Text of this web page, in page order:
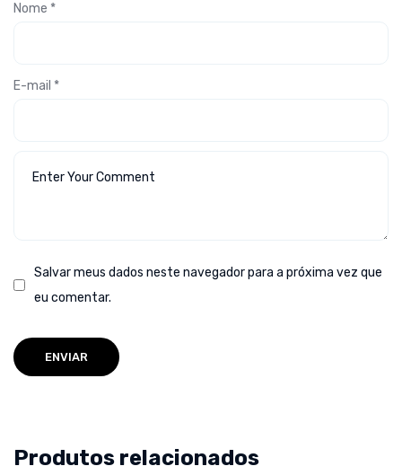
Nome *
E-mail *
Salvar meus dados neste navegador para a próxima vez que
eu comentar.
Produtos relacionados